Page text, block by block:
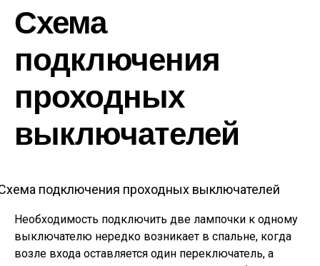
Схема
подключения
проходных
выключателей
подключения проходных выключателей
Необходимость подключить две лампочки к одному
выключателю нередко возникает в спальне, когда
возле входа оставляется один переключатель, а